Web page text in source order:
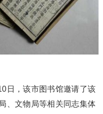
日，该市图书馆邀请了该
、文物局等相关同志集体